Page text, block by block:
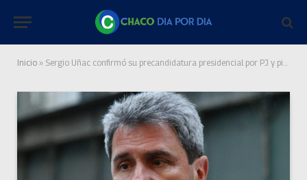
Inicio » Sergio Uñac confirmó su precandidatura presidencial por PJ y pidió una interna cerrada